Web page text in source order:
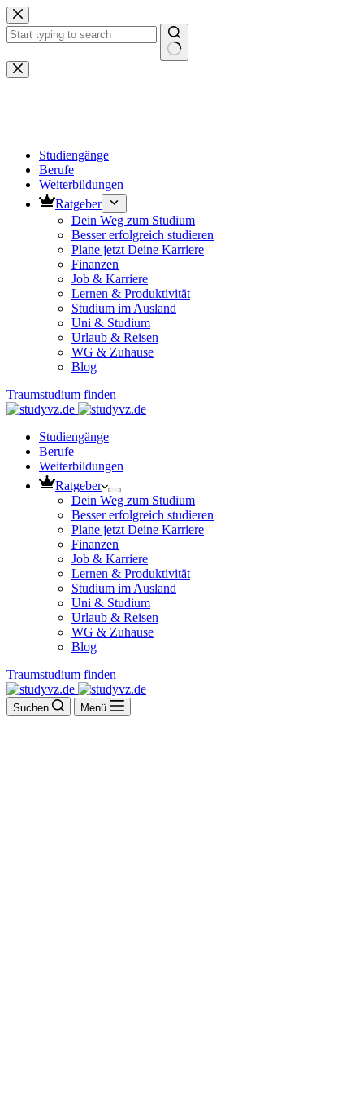
Zum
Inhalt
springen
Keine
Ergebnisse
Studiengänge
Berufe
Weiterbildungen
Ratgeber
Dein Weg zum Studium
Besser erfolgreich studieren
Plane jetzt Deine Karriere
Finanzen
Job & Karriere
Lernen & Produktivität
Studium im Ausland
Uni & Studium
Urlaub & Reisen
WG & Zuhause
Blog
Traumstudium finden
Studiengänge
Berufe
Weiterbildungen
Ratgeber
Dein Weg zum Studium
Besser erfolgreich studieren
Plane jetzt Deine Karriere
Finanzen
Job & Karriere
Lernen & Produktivität
Studium im Ausland
Uni & Studium
Urlaub & Reisen
WG & Zuhause
Blog
Traumstudium finden
Suchen Menü